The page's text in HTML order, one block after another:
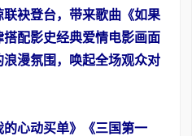
袂登台，带来歌曲《如果
配影史经典爱情电影画面
漫氛围，唤起全场观众对
心动买单》《三国第一